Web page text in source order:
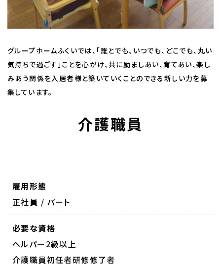
グループホームふくいでは、「誰とでも、いつでも、どこでも、丸い
気持ちで過ごす」ことを心がけ、共に励ましあい、育てあい、楽し
みあう関係を入居者様と築いていくことのできる新しい力を募
集しています。
介護職員
雇用形態
正社員 / パート
必要な資格
ヘルパー2級以上
介護職員初任者研修修了者